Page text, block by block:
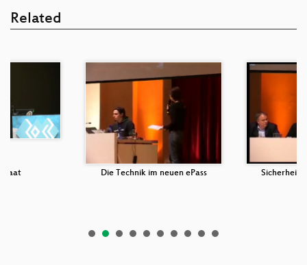
Related
Die Technik im neuen ePass Sicherheit